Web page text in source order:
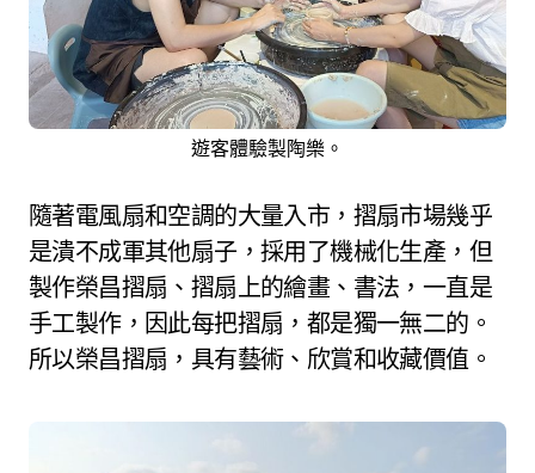
遊客體驗製陶樂。
隨著電風扇和空調的大量入市，摺扇市場幾乎
是潰不成軍其他扇子，採用了機械化生產，但
製作榮昌摺扇、摺扇上的繪畫、書法，一直是
手工製作，因此每把摺扇，都是獨一無二的。
所以榮昌摺扇，具有藝術、欣賞和收藏價值。